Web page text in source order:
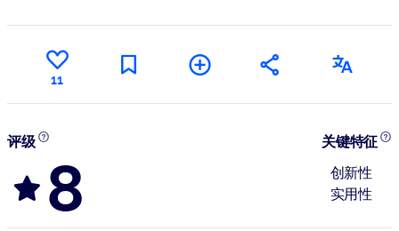
11
评级
8
关键特征
创新性
实用性